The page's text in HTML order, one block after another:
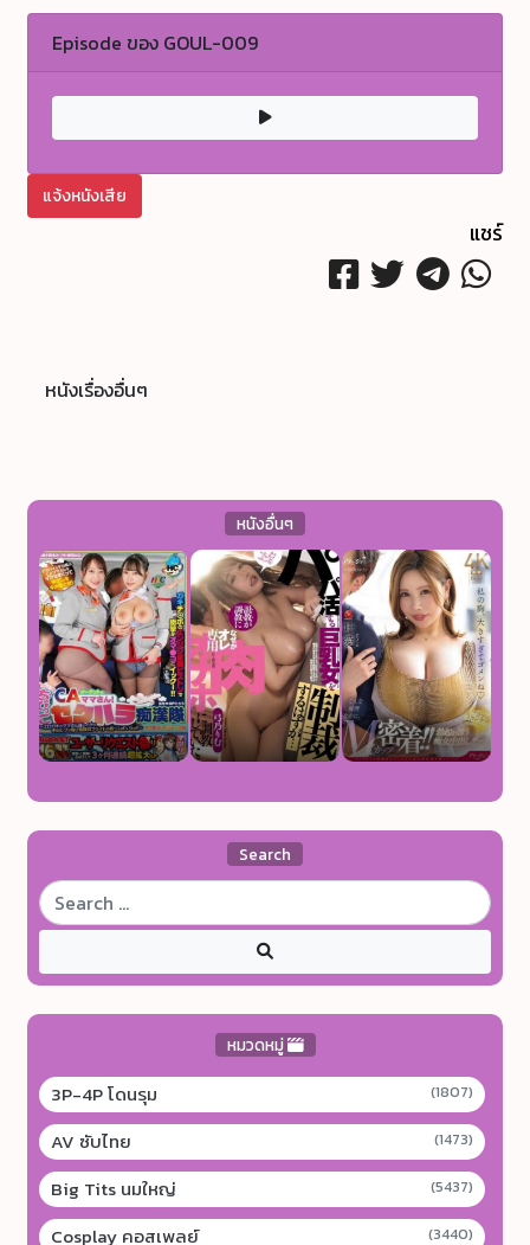
Episode ของ GOUL-009
แจ้งหนังเสีย
แชร์
หนังเรื่องอื่นๆ
หนังอื่นๆ
Search
หมวดหมู่
3P-4P โดนรุม (1807)
AV ซับไทย (1473)
Big Tits นมใหญ่ (5437)
Cosplay คอสเพลย์ (3440)